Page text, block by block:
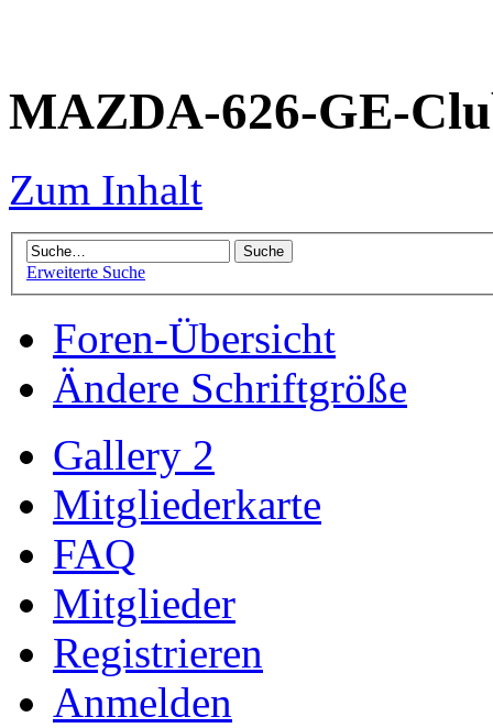
MAZDA-626-GE-
Zum Inhalt
Erweiterte Suche
Foren-Übersicht
Ändere Schriftgröße
Gallery 2
Mitgliederkarte
FAQ
Mitglieder
Registrieren
Anmelden